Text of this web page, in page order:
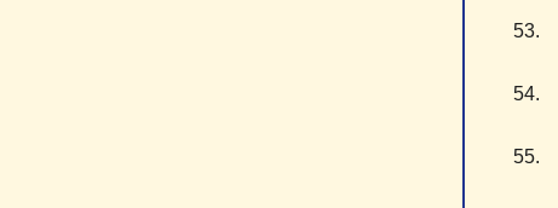
53.
54.
55.